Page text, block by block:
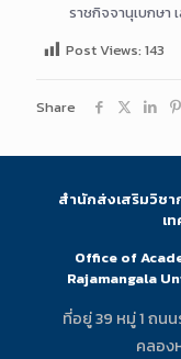
ราชกิจจานุเบกษา
Post Views: 143
Share
สำนักส่งเสริมวิชา
เ
Office of
Rajamangala
ที่อยู่ 39 หมู่ 1 ถน
คลอง